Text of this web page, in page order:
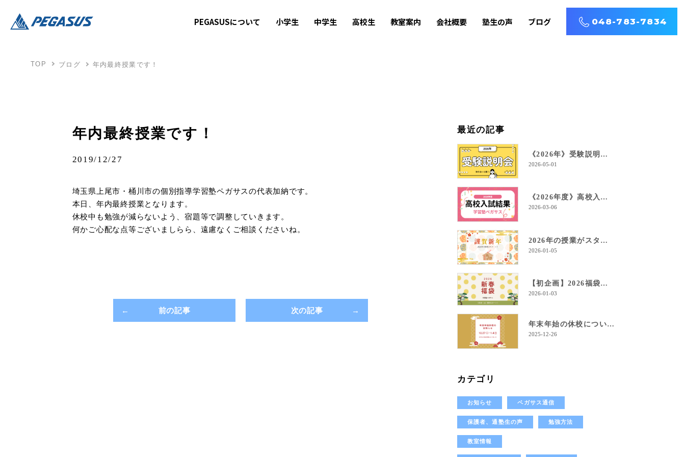
PEGASUSについて 小学生 中学生 高校生 教室案内 会社概要 塾生の声 ブログ 048-783-7834
TOP ブログ 年内最終授業です！
年内最終授業です！
2019/12/27
埼玉県上尾市・桶川市の個別指導学習塾ペガサスの代表加納です。
本日、年内最終授業となります。
休校中も勉強が減らないよう、宿題等で調整していきます。
何かご心配な点等ございましらら、遠慮なくご相談くださいね。
前の記事 次の記事
最近の記事
《2026年》受験説明会を開催します！
2026-05-01
《2026年度》高校入試結果！
2026-03-06
2026年の授業がスタート！
2026-01-05
【初企画】2026福袋のご案内！
2026-01-03
年末年始の休校について
2025-12-26
カテゴリ
お知らせ ペガサス通信
保護者、通塾生の声 勉強方法
教室情報